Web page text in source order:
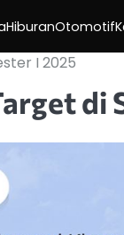
HiburanOtomotif
I 2025
di